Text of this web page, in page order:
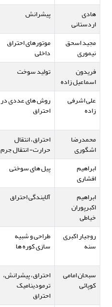
هادی
اردستانی
پیشرانش
مجید اسحق
نیموری
موتورهای احتراق
داخلی
فریدون
اسماعیل زاده
تولید سوخت
علی اشرفی
زاده
روش های عددی در
احتراق
محمدرضا
اشگوری
احتراق، انتقال
حرارت- انتقال جرم
ابراهیم
افشاری
پیل های سوختی
ابراهیم
اکبرپوران
خیاطی
آلایندگی احتراق
روجیار اکبری
سنه
طراحی و شبیه
سازی کوره ها
سبحان امامی
کوپائی
احتراق، پیشرانش،
ترمودینامیک
احتراق